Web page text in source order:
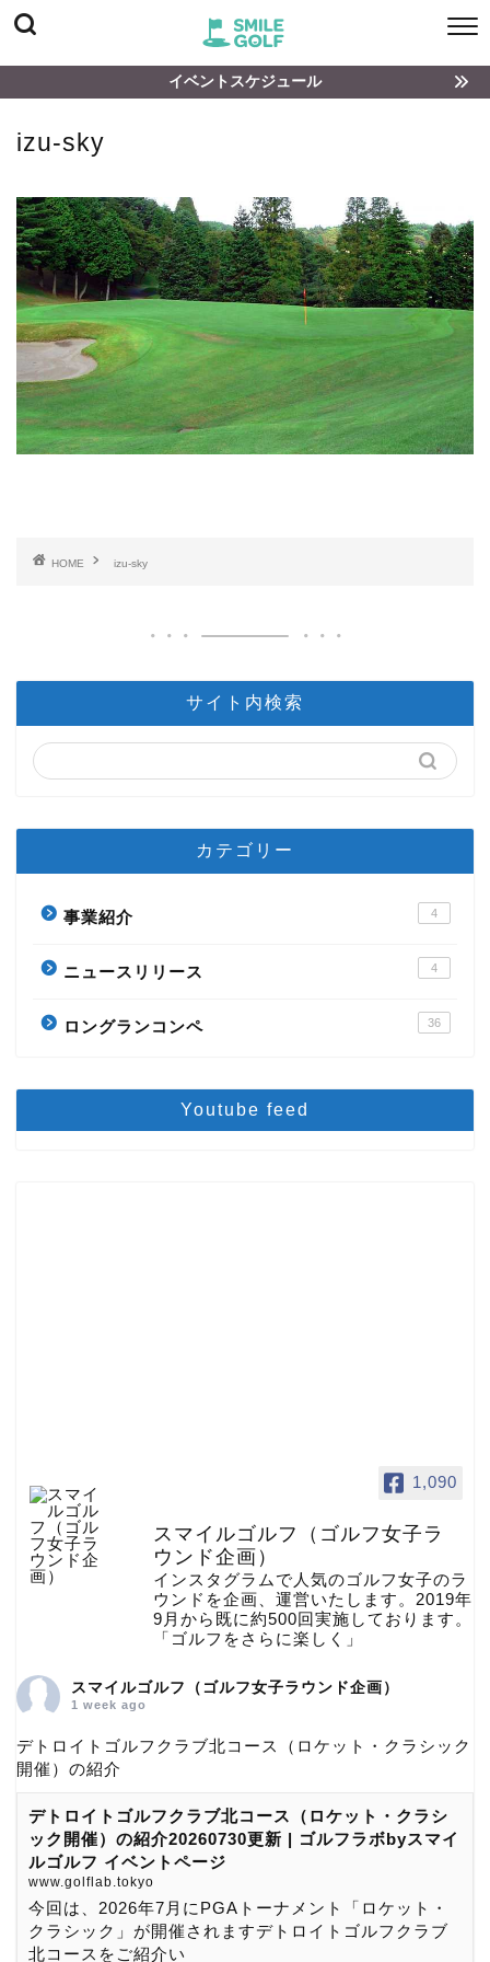
イベントスケジュール
izu-sky
HOME izu-sky
サイト内検索
カテゴリー
事業紹介 4
ニュースリリース 4
ロングランコンペ 36
Youtube feed
1,090
スマイルゴルフ（ゴルフ女子ラ
ウンド企画）
インスタグラムで人気のゴルフ女子のラ
ウンドを企画、運営いたします。2019年
9月から既に約500回実施しております。
「ゴルフをさらに楽しく」
スマイルゴルフ（ゴルフ女子ラウンド企画）
1 week ago
デトロイトゴルフクラブ北コース（ロケット・クラシック
開催）の紹介
デトロイトゴルフクラブ北コース（ロケット・クラシ
ック開催）の紹介20260730更新 | ゴルフラボbyスマイ
ルゴルフ イベントページ
www.golflab.tokyo
今回は、2026年7月にPGAトーナメント「ロケット・
クラシック」が開催されますデトロイトゴルフクラブ
北コースをご紹介い